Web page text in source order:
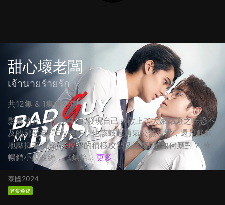
甜心壞老闆
เจ้านายร้ายรัก
共12集 & 1集番外篇
影集簡介： 當秘書Pat發現自己喜歡上了大家都避之唯恐不
及的邪惡老闆Elyes時，他該鼓起勇氣公然示愛，還是默默
地壓抑著情感？Elyes的積極攻勢又該讓Pat如何應對？ ☆
暢銷小說改編，《烘焙... 更多
泰國2024
首集免費